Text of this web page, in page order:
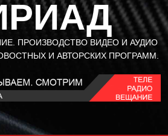
ПРОИЗВОДСТВО ВИДЕО И АУДИО
И АВТОРСКИХ ПРОГРАММ.